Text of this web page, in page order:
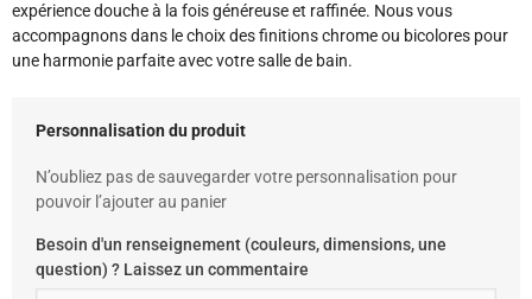
expérience douche à la fois généreuse et raffinée. Nous vous
accompagnons dans le choix des finitions chrome ou bicolores pour
une harmonie parfaite avec votre salle de bain.
Personnalisation du produit
N’oubliez pas de sauvegarder votre personnalisation pour
pouvoir l’ajouter au panier
Besoin d'un renseignement (couleurs, dimensions, une
question) ? Laissez un commentaire